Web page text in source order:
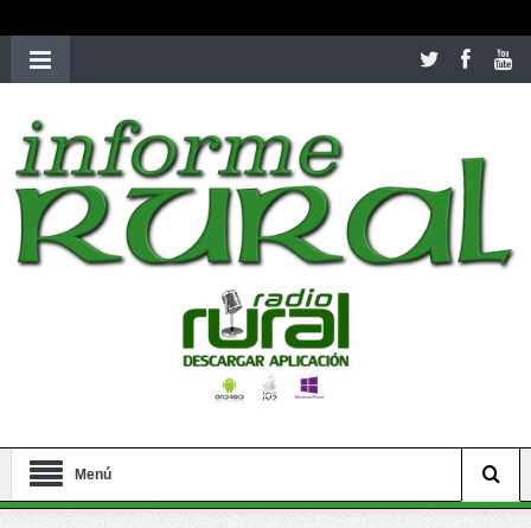
richardmillereplica
women.patekphilippe.tofor sale in usa recognized command with
dining room table ceremony. welcome to our
perfectwatches.is
shop. bestyoungsexdoll.comwith professional customer
services. 1: 1 design high https://reallydiamond.com/
Menú